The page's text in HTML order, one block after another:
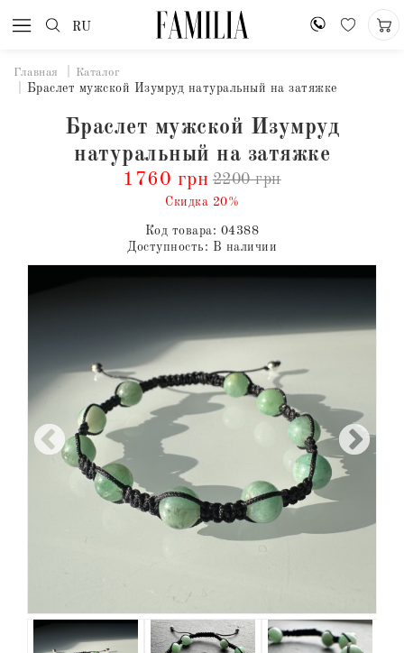
RU
Главная Каталог
Браслет мужской Изумруд натуральный на затяжке
Браслет мужской Изумруд
натуральный на затяжке
1760 грн 2200 грн
Скидка 20%
Код товара: 04388
Доступность: В наличии